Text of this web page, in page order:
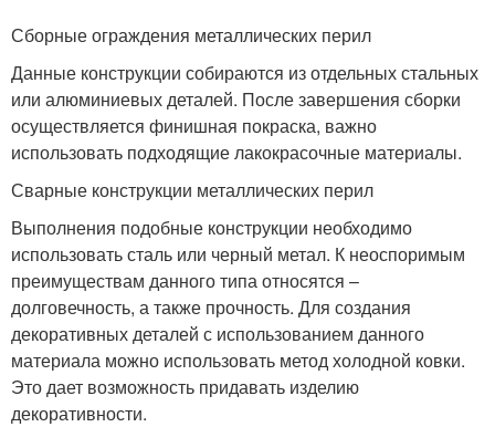
Сборные ограждения металлических перил
Данные конструкции собираются из отдельных стальных
или алюминиевых деталей. После завершения сборки
осуществляется финишная покраска, важно
использовать подходящие лакокрасочные материалы.
Сварные конструкции металлических перил
Выполнения подобные конструкции необходимо
использовать сталь или черный метал. К неоспоримым
преимуществам данного типа относятся –
долговечность, а также прочность. Для создания
декоративных деталей с использованием данного
материала можно использовать метод холодной ковки.
Это дает возможность придавать изделию
декоративности.